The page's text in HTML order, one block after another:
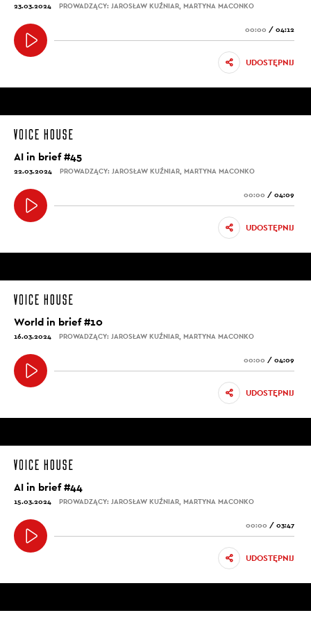
23.03.2024 PROWADZĄCY: JAROSŁAW KUŹNIAR, MARTYNA MACONKO
00:00 / 04:12
UDOSTĘPNIJ
AI in brief #45
22.03.2024 PROWADZĄCY: JAROSŁAW KUŹNIAR, MARTYNA MACONKO
00:00 / 04:09
UDOSTĘPNIJ
World in brief #10
16.03.2024 PROWADZĄCY: JAROSŁAW KUŹNIAR, MARTYNA MACONKO
00:00 / 04:09
UDOSTĘPNIJ
AI in brief #44
15.03.2024 PROWADZĄCY: JAROSŁAW KUŹNIAR, MARTYNA MACONKO
00:00 / 03:47
UDOSTĘPNIJ